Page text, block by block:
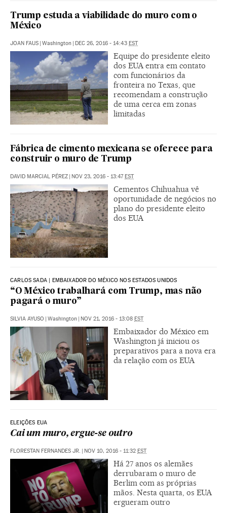
Trump estuda a viabilidade do muro com o
México
JOAN FAUS | Washington | DEC 26, 2016 - 14:43 EST
Equipe do presidente eleito
dos EUA entra em contato
com funcionários da
fronteira no Texas, que
recomendam a construção
de uma cerca em zonas
limitadas
Fábrica de cimento mexicana se oferece para
construir o muro de Trump
DAVID MARCIAL PÉREZ | NOV 23, 2016 - 13:47EST
Cementos Chihuahua vê
oportunidade de negócios no
plano do presidente eleito
dos EUA
CARLOS SADA | EMBAIXADOR DO MÉXICO NOS ESTADOS UNIDOS
“O México trabalhará com Trump, mas não
pagará o muro”
SILVIA AYUSO | Washington | NOV 21, 2016 - 13:08 EST
Embaixador do México em
Washington já iniciou os
preparativos para a nova era
da relação com os EUA
ELEIÇÕES EUA
Cai um muro, ergue-se outro
FLORESTAN FERNANDES JR. | NOV 10, 2016 - 11:32 EST
Há 27 anos os alemães
derrubaram o muro de
Berlim com as próprias
mãos. Nesta quarta, os EUA
ergueram outro